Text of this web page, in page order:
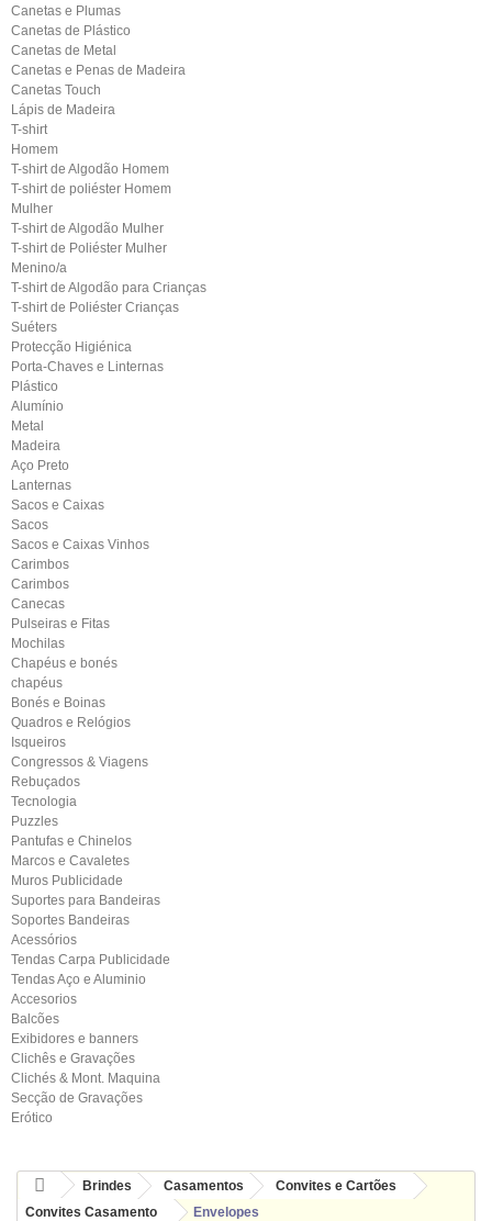
Canetas e Plumas
Canetas de Plástico
Canetas de Metal
Canetas e Penas de Madeira
Canetas Touch
Lápis de Madeira
T-shirt
Homem
T-shirt de Algodão Homem
T-shirt de poliéster Homem
Mulher
T-shirt de Algodão Mulher
T-shirt de Poliéster Mulher
Menino/a
T-shirt de Algodão para Crianças
T-shirt de Poliéster Crianças
Suéters
Protecção Higiénica
Porta-Chaves e Linternas
Plástico
Alumínio
Metal
Madeira
Aço Preto
Lanternas
Sacos e Caixas
Sacos
Sacos e Caixas Vinhos
Carimbos
Carimbos
Canecas
Pulseiras e Fitas
Mochilas
Chapéus e bonés
chapéus
Bonés e Boinas
Quadros e Relógios
Isqueiros
Congressos & Viagens
Rebuçados
Tecnologia
Puzzles
Pantufas e Chinelos
Marcos e Cavaletes
Muros Publicidade
Suportes para Bandeiras
Soportes Bandeiras
Acessórios
Tendas Carpa Publicidade
Tendas Aço e Aluminio
Accesorios
Balcões
Exibidores e banners
Clichês e Gravações
Clichés & Mont. Maquina
Secção de Gravações
Erótico
Brindes Casamentos
Convites e Cartões
Convites Casamento
Envelopes